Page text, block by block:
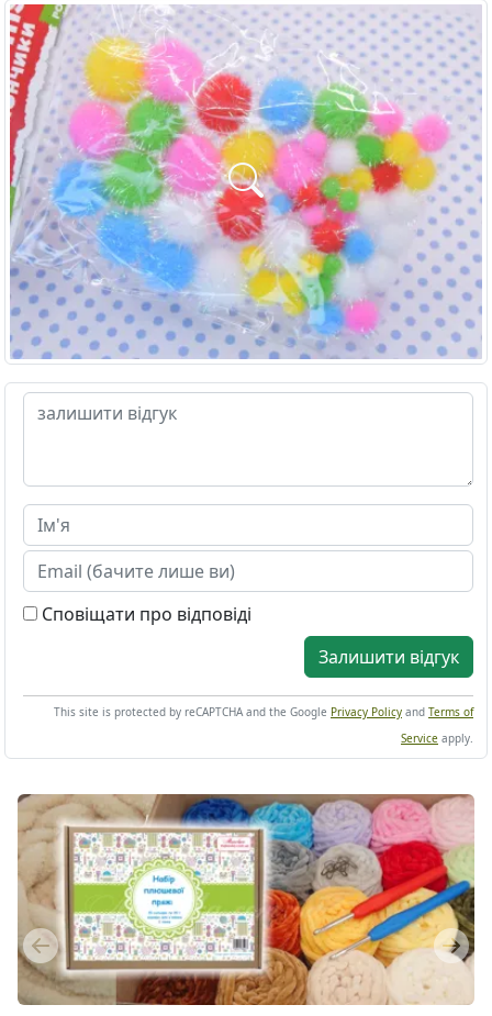
Сповіщати про відповіді
Залишити відгук
This site is protected by reCAPTCHA and the Google Privacy Policy and Terms of
Service apply.
Previous Next